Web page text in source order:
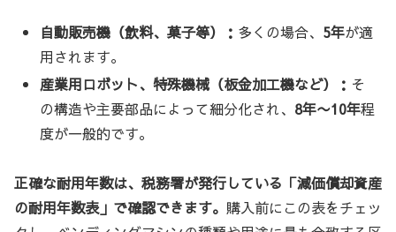
自動販売機（飲料、菓子等）： 多くの場合、 5年が適
用されます。
産業用ロボット、特殊機械（板金加工機など）： そ
の構造や主要部品によって細分化され、 8年〜10年程
度が一般的です。
正確な耐用年数は、税務署が発行している「減価償却資産
の耐用年数表」で確認できます。 購入前にこの表をチェッ